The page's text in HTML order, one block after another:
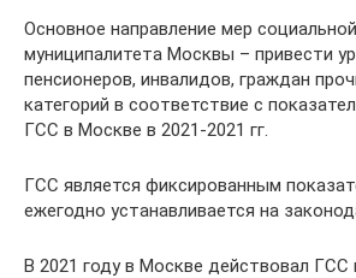
Основное направление мер
муниципалитета Москвы – привести
пенсионеров, инвалидов, граждан
категорий в соответствие с
ГСС в Москве в 2021-2021 гг.
ГСС является фиксированным
ежегодно устанавливается на
В 2021 году в Москве действовал ГСС